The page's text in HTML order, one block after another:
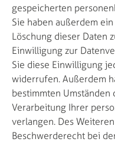
gespeicherten
Sie haben außerdem
Löschung dieser Daten
Einwilligung zur
Sie diese Einwilligung
widerrufen. Außerdem
bestimmten Umständen
Verarbeitung Ihrer
verlangen. Des
Beschwerderecht bei